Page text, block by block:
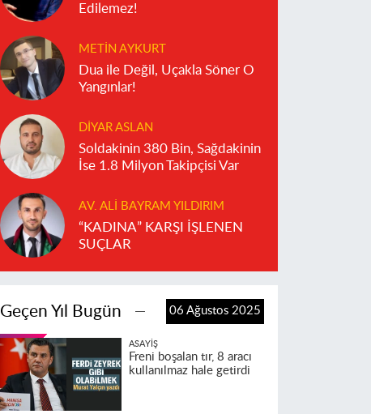
Edilemez!
METIN AYKURT
Dua ile Değil, Uçakla Söner O
Yangınlar!
DIYAR ASLAN
Soldakinin 380 Bin, Sağdakinin
İse 1.8 Milyon Takipçisi Var
AV. ALI BAYRAM YILDIRIM
“KADINA” KARŞI İŞLENEN
SUÇLAR
Geçen Yıl Bugün 06 Ağustos 2025
ASAYIŞ
Freni boşalan tır, 8 aracı
kullanılmaz hale getirdi